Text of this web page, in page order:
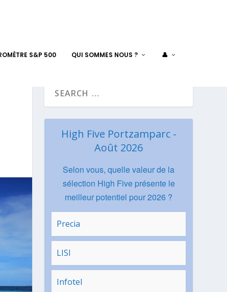
S&P 500 QUI SOMMES NOUS ? 👤
High Five Portzamparc -
Août 2026
Selon vous, quelle valeur de la
sélection High Five présente le
meilleur potentiel pour 2026 ?
Precia
LISI
Infotel